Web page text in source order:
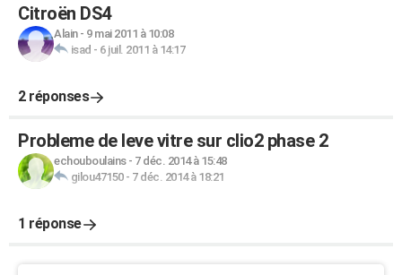
Citroën DS4
Alain- 9 mai 2011 à 10:08
isad - 6 juil. 2011 à 14:17
2 réponses
Probleme de leve vitre sur clio2 phase 2
echouboulains- 7 déc. 2014 à 15:48
gilou47150- 7 déc. 2014 à 18:21
1 réponse